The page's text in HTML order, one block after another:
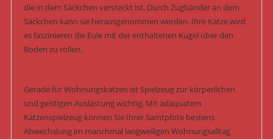
die in dem Säckchen versteckt ist. Durch Zugbänder an dem
Säckchen kann sie herausgenommen werden. Ihre Katze wird
es faszinieren die Eule mit der enthaltenen Kugel über den
Boden zu rollen.
Gerade für Wohnungskatzen ist Spielzeug zur körperlichen
und geistigen Auslastung wichtig. Mit adäquatem
Katzenspielzeug können Sie Ihrer Samtpfote bestens
Abwechslung im manchmal langweiligen Wohnungsalltag